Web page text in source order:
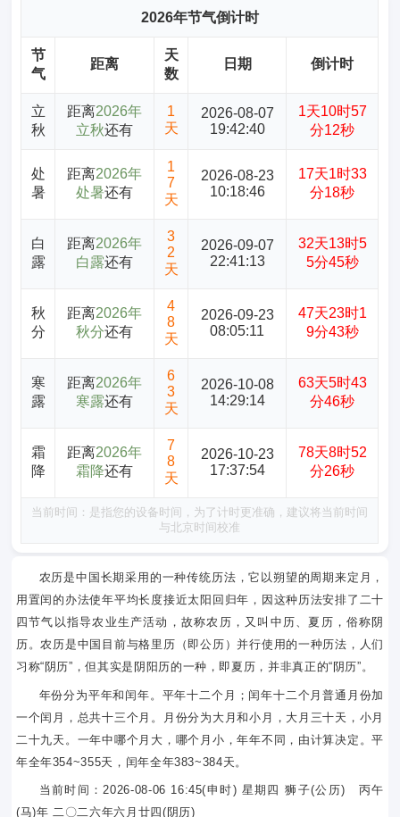
2026年节气倒计时
节
气
距离
天
数
日期 倒计时
立
秋
距离2026年
立秋还有
1
天
2026-08-07
19:42:40
1天10时57
分12秒
处
暑
距离2026年
处暑还有
1
7
天
2026-08-23
10:18:46
17天1时33
分18秒
白
露
距离2026年
白露还有
3
2
天
2026-09-07
22:41:13
32天13时5
5分45秒
秋
分
距离2026年
秋分还有
4
8
天
2026-09-23
08:05:11
47天23时1
9分43秒
寒
露
距离2026年
寒露还有
6
3
天
2026-10-08
14:29:14
63天5时43
分46秒
霜
降
距离2026年
霜降还有
7
8
天
2026-10-23
17:37:54
78天8时52
分26秒
当前时间：是指您的设备时间，为了计时更准确，建议将当前时间
与北京时间校准
农历是中国长期采用的一种传统历法，它以朔望的周期来定月，
用置闰的办法使年平均长度接近太阳回归年，因这种历法安排了二十
四节气以指导农业生产活动，故称农历，又叫中历、夏历，俗称阴
历。农历是中国目前与格里历（即公历）并行使用的一种历法，人们
习称“阴历”，但其实是阴阳历的一种，即夏历，并非真正的“阴历”。
年份分为平年和闰年。平年十二个月；闰年十二个月普通月份加
一个闰月，总共十三个月。月份分为大月和小月，大月三十天，小月
二十九天。一年中哪个月大，哪个月小，年年不同，由计算决定。平
年全年354~355天，闰年全年383~384天。
当前时间：2026-08-06 16:45(申时) 星期四 狮子(公历) 丙午
(马)年 二〇二六年六月廿四(阴历)